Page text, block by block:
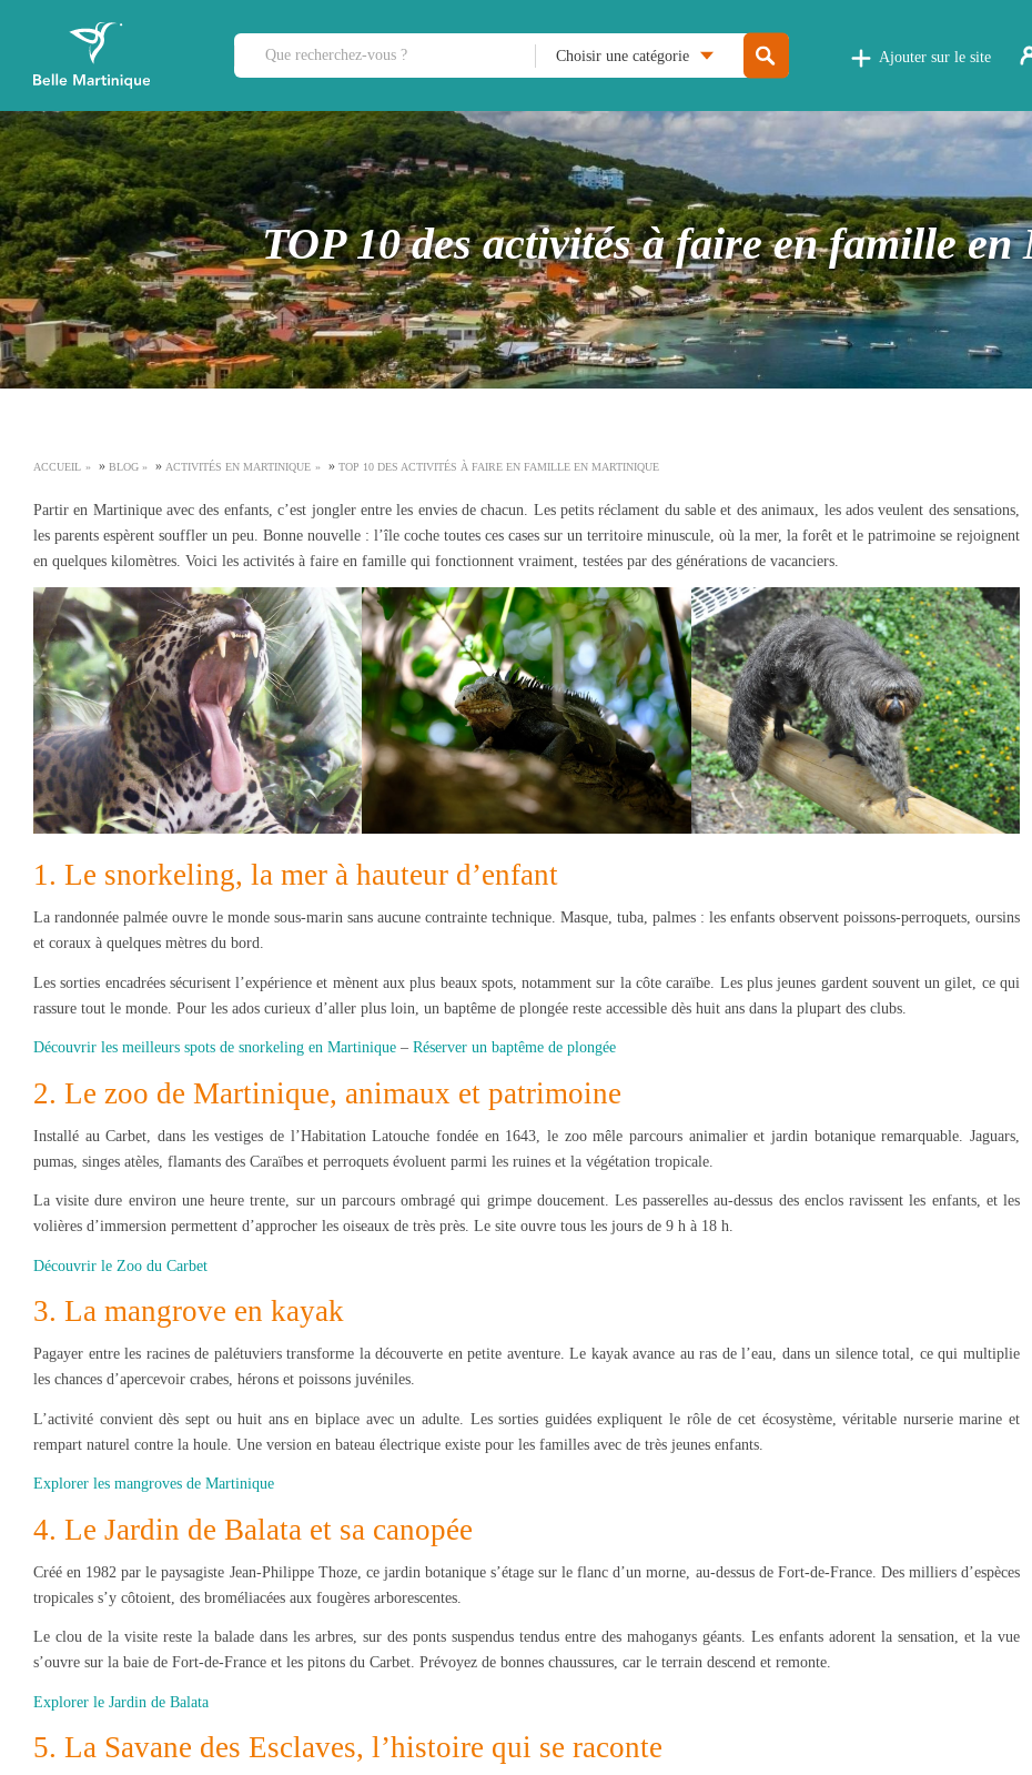
Choisir une catégorie Ajouter sur le site
TOP 10 des activités à faire en famille
ACCUEIL » BLOG » ACTIVITÉS EN MARTINIQUE » TOP 10 DES ACTIVITÉS À FAIRE EN FAMILLE EN MARTINIQUE
Partir en Martinique avec des enfants, c’est jongler entre les envies de chacun. Les petits réclament du sable et des animaux, les ados veulent des sensations,
les parents espèrent souffler un peu. Bonne nouvelle : l’île coche toutes ces cases sur un territoire minuscule, où la mer, la forêt et le patrimoine se rejoignent
en quelques kilomètres. Voici les activités à faire en famille qui fonctionnent vraiment, testées par des générations de vacanciers.
1. Le snorkeling, la mer à hauteur d’enfant
La randonnée palmée ouvre le monde sous-marin sans aucune contrainte technique. Masque, tuba, palmes : les enfants observent poissons-perroquets, oursins
et coraux à quelques mètres du bord.
Les sorties encadrées sécurisent l’expérience et mènent aux plus beaux spots, notamment sur la côte caraïbe. Les plus jeunes gardent souvent un gilet, ce qui
rassure tout le monde. Pour les ados curieux d’aller plus loin, un baptême de plongée reste accessible dès huit ans dans la plupart des clubs.
Découvrir les meilleurs spots de snorkeling en Martinique – Réserver un baptême de plongée
2. Le zoo de Martinique, animaux et patrimoine
Installé au Carbet, dans les vestiges de l’Habitation Latouche fondée en 1643, le zoo mêle parcours animalier et jardin botanique remarquable. Jaguars,
pumas, singes atèles, flamants des Caraïbes et perroquets évoluent parmi les ruines et la végétation tropicale.
La visite dure environ une heure trente, sur un parcours ombragé qui grimpe doucement. Les passerelles au-dessus des enclos ravissent les enfants, et les
volières d’immersion permettent d’approcher les oiseaux de très près. Le site ouvre tous les jours de 9 h à 18 h.
Découvrir le Zoo du Carbet
3. La mangrove en kayak
Pagayer entre les racines de palétuviers transforme la découverte en petite aventure. Le kayak avance au ras de l’eau, dans un silence total, ce qui multiplie
les chances d’apercevoir crabes, hérons et poissons juvéniles.
L’activité convient dès sept ou huit ans en biplace avec un adulte. Les sorties guidées expliquent le rôle de cet écosystème, véritable nurserie marine et
rempart naturel contre la houle. Une version en bateau électrique existe pour les familles avec de très jeunes enfants.
Explorer les mangroves de Martinique
4. Le Jardin de Balata et sa canopée
Créé en 1982 par le paysagiste Jean-Philippe Thoze, ce jardin botanique s’étage sur le flanc d’un morne, au-dessus de Fort-de-France. Des milliers d’espèces
tropicales s’y côtoient, des broméliacées aux fougères arborescentes.
Le clou de la visite reste la balade dans les arbres, sur des ponts suspendus tendus entre des mahoganys géants. Les enfants adorent la sensation, et la vue
s’ouvre sur la baie de Fort-de-France et les pitons du Carbet. Prévoyez de bonnes chaussures, car le terrain descend et remonte.
Explorer le Jardin de Balata
5. La Savane des Esclaves, l’histoire qui se raconte